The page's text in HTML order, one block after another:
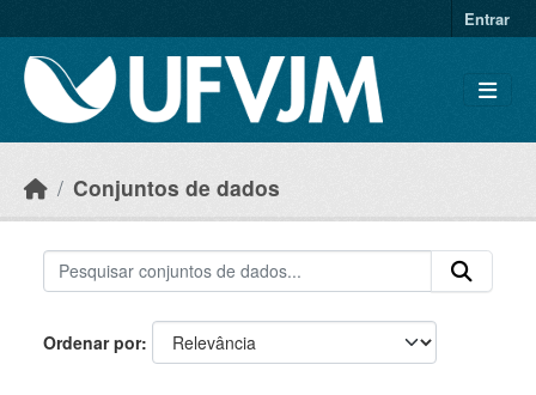
Entrar
Conjuntos de dados
Ordenar por